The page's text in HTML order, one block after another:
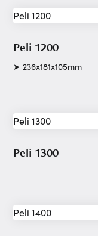
Peli 1200
➤ 236x181x105mm
Peli 1300